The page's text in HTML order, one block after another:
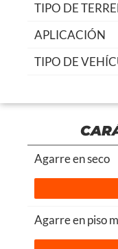
TIPO DE
APLICACIÓN
TIPO DE
Agarre en seco
Agarre en piso